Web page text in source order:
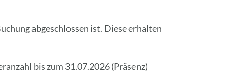
abgeschlossen ist. Diese erhalten
bis zum 31.07.2026 (Präsenz)